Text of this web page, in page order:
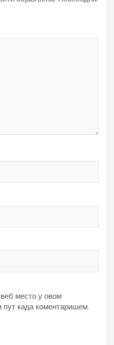
место у овом
пут када коментаришем.